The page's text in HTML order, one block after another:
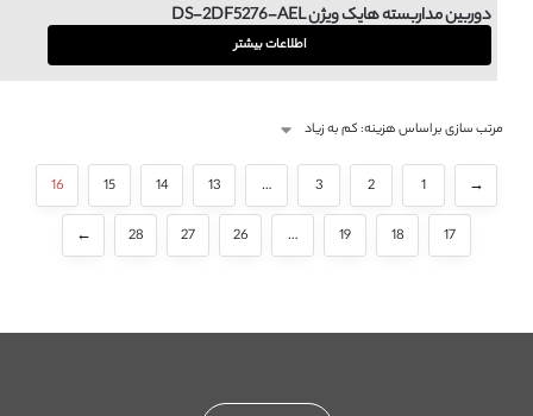
دوربین مداربسته هایک ویژن DS-2DF5276-AEL
اطلاعات بیشتر
→
1
2
3
…
13
14
15
16
17
18
19
…
26
27
28
←